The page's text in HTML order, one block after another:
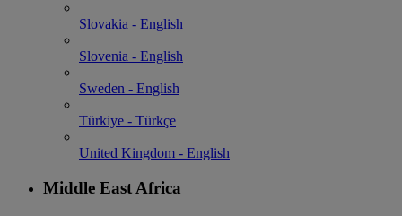
Slovakia - English
Slovenia - English
Sweden - English
Türkiye - Türkçe
United Kingdom - English
Middle East Africa